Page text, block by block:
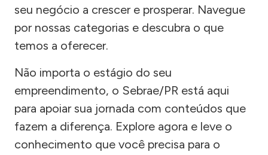
seu negócio a crescer e prosperar. Navegue
por nossas categorias e descubra o que
temos a oferecer.
Não importa o estágio do seu
empreendimento, o Sebrae/PR está aqui
para apoiar sua jornada com conteúdos que
fazem a diferença. Explore agora e leve o
conhecimento que você precisa para o